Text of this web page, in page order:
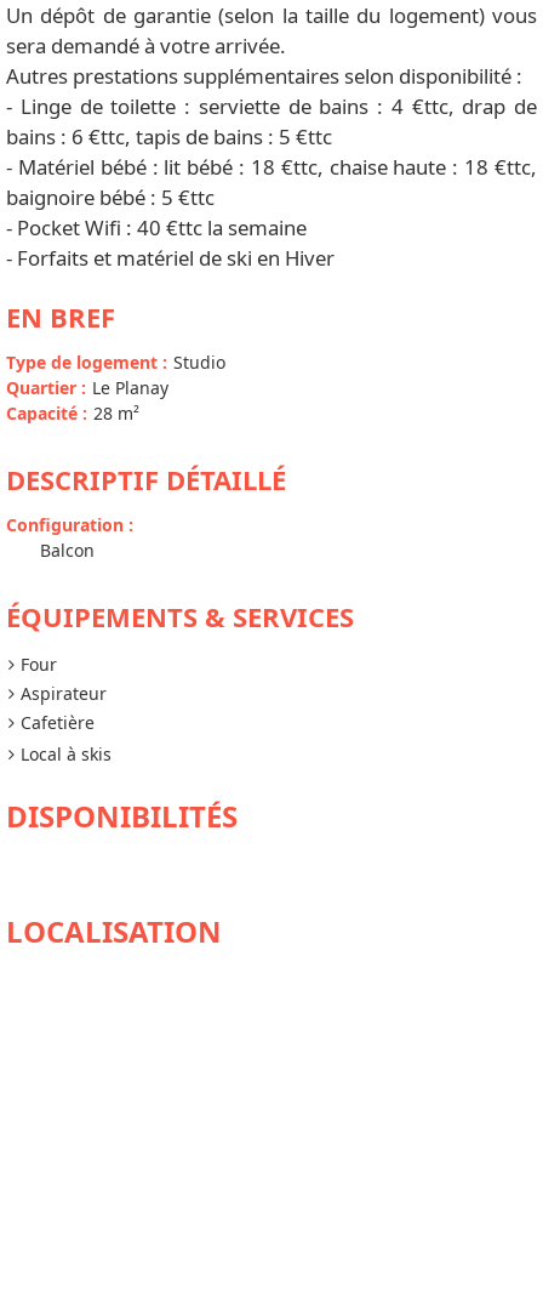
Un dépôt de garantie (selon la taille du logement) vous
sera demandé à votre arrivée.
Autres prestations supplémentaires selon disponibilité :
- Linge de toilette : serviette de bains : 4 €ttc, drap de
bains : 6 €ttc, tapis de bains : 5 €ttc
- Matériel bébé : lit bébé : 18 €ttc, chaise haute : 18 €ttc,
baignoire bébé : 5 €ttc
- Pocket Wifi : 40 €ttc la semaine
- Forfaits et matériel de ski en Hiver
EN BREF
Type de logement : Studio
Quartier : Le Planay
Capacité : 28 m²
DESCRIPTIF DÉTAILLÉ
Configuration :
Balcon
ÉQUIPEMENTS & SERVICES
Four
Aspirateur
Cafetière
Local à skis
DISPONIBILITÉS